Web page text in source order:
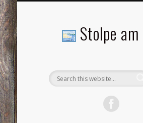
Stolpe am